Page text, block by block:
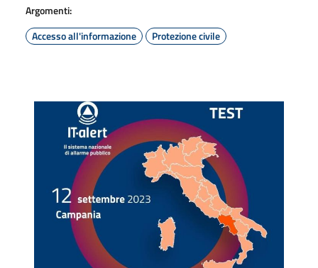
Argomenti:
Accesso all'informazione
Protezione civile